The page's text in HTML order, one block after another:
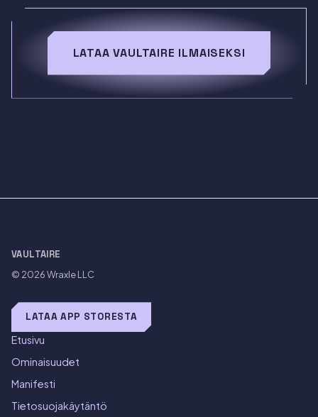
LATAA VAULTAIRE ILMAISEKSI
VAULTAIRE
© 2026Wraxle LLC
LATAA APP STORESTA
Etusivu
Ominaisuudet
Manifesti
Tietosuojakäytäntö